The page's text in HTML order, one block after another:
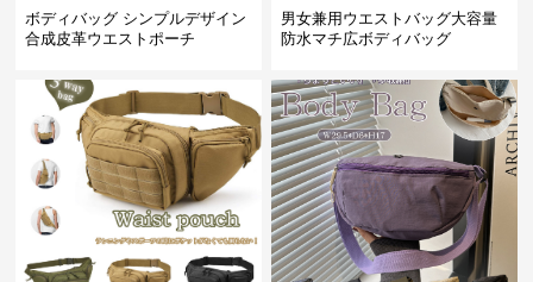
ボディバッグ シンプルデザイン
合成皮革ウエストポーチ
男女兼用ウエストバッグ大容量
防水マチ広ボディバッグ